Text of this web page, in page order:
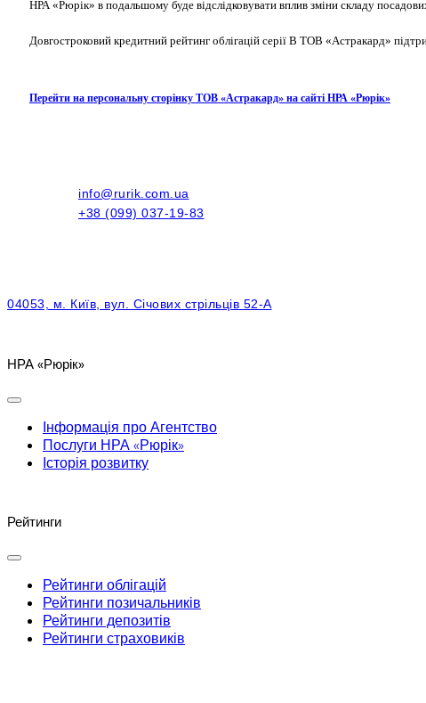
НРА «Рюрік» в подальшому буде відслідковувати вплив зміни складу
Довгостроковий кредитний рейтинг облігацій серії В ТОВ «Астракард»
Перейти на персональну сторінку ТОВ «Астракард» на сайті НРА «Рюрік»
info@rurik.com.ua
+38 (099) 037-19-83
04053, м. Київ, вул. Січових стрільців 52-А
НРА «Рюрік»
Інформація про Агентство
Послуги НРА «Рюрік»
Історія розвитку
Рейтинги
Рейтинги облігацій
Рейтинги позичальників
Рейтинги депозитів
Рейтинги страховиків